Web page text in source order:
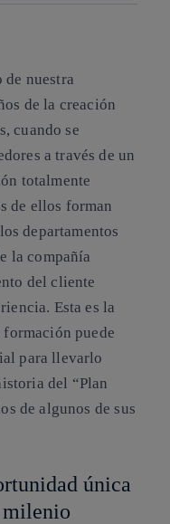
de nuestra
de la creación
cuando se
a través de un
totalmente
de ellos forman
departamentos
la compañía
del cliente
Esta es la
puede
para llevarlo
del “Plan
de algunos de sus
única
milenio